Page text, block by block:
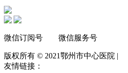
微信订阅号 微信服务号
版权所有 © 2021鄂州市中心医院 |
友情链接：